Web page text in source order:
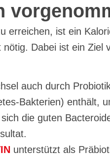
erreichen, ist ein
Dabei ist ein
auch durch
Bakterien) enthält,
die guten
unterstützt als